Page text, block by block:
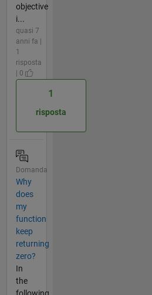
objective
i...
quasi 7
anni fa |
1
risposta
| 0
1
risposta
Domanda
Why
does
my
function
keep
returning
zero?
In
the